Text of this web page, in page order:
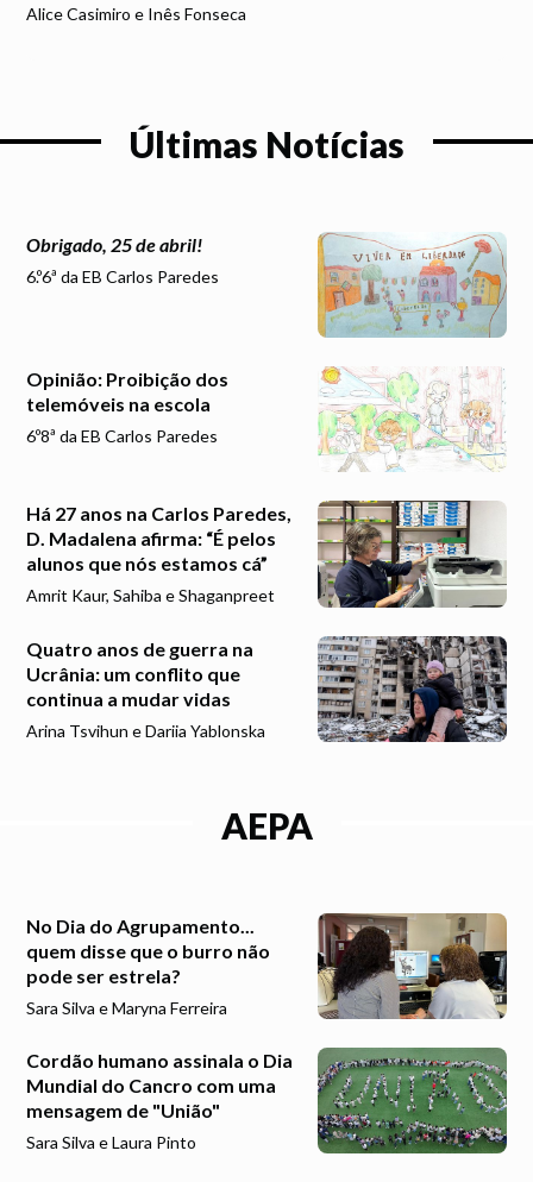
Alice Casimiro e Inês Fonseca
Últimas Notícias
Obrigado, 25 de abril!
6.º6ª da EB Carlos Paredes
Opinião: Proibição dos
telemóveis na escola
6º8ª da EB Carlos Paredes
Há 27 anos na Carlos Paredes,
D. Madalena afirma: “É pelos
alunos que nós estamos cá”
Amrit Kaur, Sahiba e Shaganpreet
Quatro anos de guerra na
Ucrânia: um conflito que
continua a mudar vidas
Arina Tsvihun e Dariia Yablonska
AEPA
No Dia do Agrupamento...
quem disse que o burro não
pode ser estrela?
Sara Silva e Maryna Ferreira
Cordão humano assinala o Dia
Mundial do Cancro com uma
mensagem de "União"
Sara Silva e Laura Pinto